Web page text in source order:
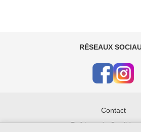
RÉSEAUX
Contact
Politique de